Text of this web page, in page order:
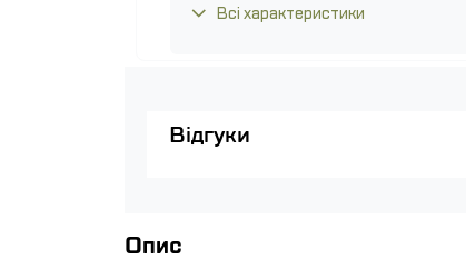
Всі характеристики
Відгуки
Опис